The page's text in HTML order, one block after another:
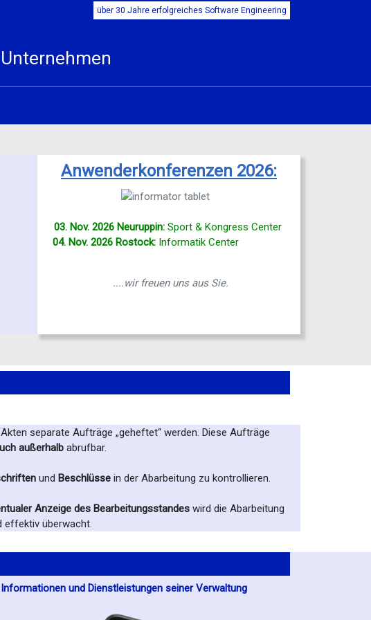
über 30 Jahre erfolgreiches Software Engineering
Anwenderkonferenzen 2026:
03. Nov. 2026 Neuruppin:Sport & Kongress Center
04. Nov. 2026 Rostock:Informatik Center
....wir freuen uns aus Sie.
separate Aufträge „geheftet“ werden. Diese Aufträge
außerhalb abrufbar.
und Beschlüsse in der Abarbeitung zu kontrollieren.
Anzeige des Bearbeitungsstandes wird die Abarbeitung
effektiv überwacht.
und Dienstleistungen seiner Verwaltung